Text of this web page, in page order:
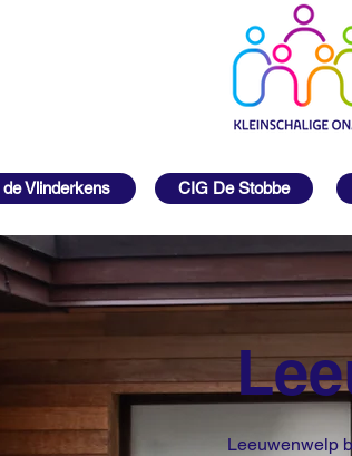
de Vlinderkens CIG De Stobbe
Leeuwenwelp